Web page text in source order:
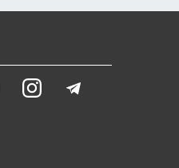
YoutubeInstagram